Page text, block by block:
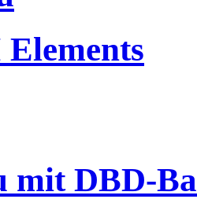
mit DBD-